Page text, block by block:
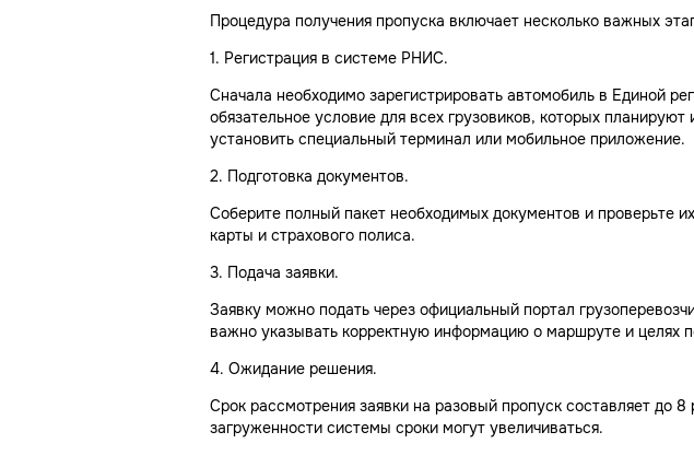
Процедура получения пропуска включает несколько важных
1. Регистрация в системе РНИС.
Сначала необходимо зарегистрировать автомобиль в Единой
обязательное условие для всех грузовиков, которых
установить специальный терминал или мобильное приложение.
2. Подготовка документов.
Соберите полный пакет необходимых документов и проверьте
карты и страхового полиса.
3. Подача заявки.
Заявку можно подать через официальный портал
важно указывать корректную информацию о маршруте и целях
4. Ожидание решения.
Срок рассмотрения заявки на разовый пропуск составляет до
загруженности системы сроки могут увеличиваться.